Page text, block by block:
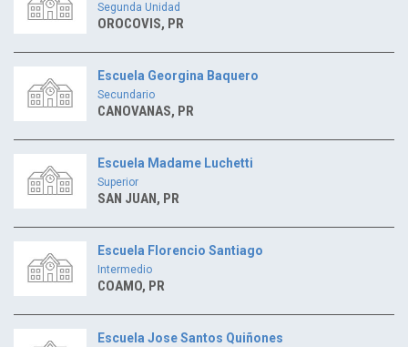
Segunda Unidad
OROCOVIS, PR
Escuela Georgina Baquero
Secundario
CANOVANAS, PR
Escuela Madame Luchetti
Superior
SAN JUAN, PR
Escuela Florencio Santiago
Intermedio
COAMO, PR
Escuela Jose Santos Quiñones